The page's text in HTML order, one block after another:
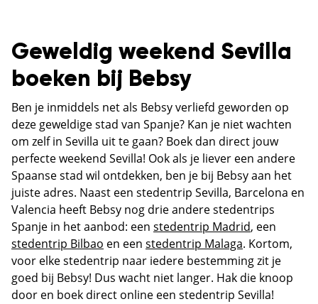
Geweldig weekend Sevilla
boeken bij Bebsy
Ben je inmiddels net als Bebsy verliefd geworden op
deze geweldige stad van Spanje? Kan je niet wachten
om zelf in Sevilla uit te gaan? Boek dan direct jouw
perfecte weekend Sevilla! Ook als je liever een andere
Spaanse stad wil ontdekken, ben je bij Bebsy aan het
juiste adres. Naast een stedentrip Sevilla, Barcelona en
Valencia heeft Bebsy nog drie andere stedentrips
Spanje in het aanbod: een stedentrip Madrid, een
stedentrip Bilbao en een stedentrip Malaga. Kortom,
voor elke stedentrip naar iedere bestemming zit je
goed bij Bebsy! Dus wacht niet langer. Hak die knoop
door en boek direct online een stedentrip Sevilla!